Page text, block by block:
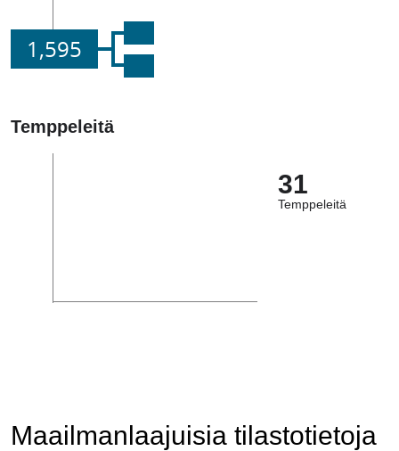
1,595
Temppeleitä
31
Temppeleitä
Maailmanlaajuisia tilastotietoja